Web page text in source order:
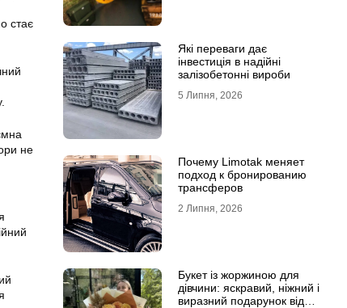
стає
не
Які переваги дає
інвестиція в надійні
залізобетонні вироби
5 Липня, 2026
Почему Limotak меняет
подход к бронированию
трансферов
2 Липня, 2026
Букет із жоржиною для
дівчини: яскравий, ніжний і
виразний подарунок від